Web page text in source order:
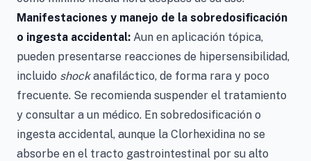
Manifestaciones y manejo de la sobredosificación
o ingesta accidental: Aun en aplicación tópica,
pueden presentarse reacciones de hipersensibilidad,
incluido shockanafiláctico, de forma rara y poco
frecuente. Se recomienda suspender el tratamiento
y consultar a un médico. En sobredosificación o
ingesta accidental, aunque la Clorhexidina no se
absorbe en el tracto gastrointestinal por su alto